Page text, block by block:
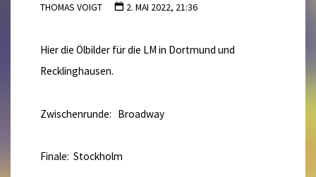
THOMAS VOIGT 2. MAI 2022, 21:36
Hier die Ölbilder für die LM in Dortmund und
Recklinghausen.
Zwischenrunde: Broadway
Finale: Stockholm